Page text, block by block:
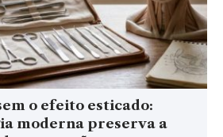
o efeito esticado:
moderna preserva a